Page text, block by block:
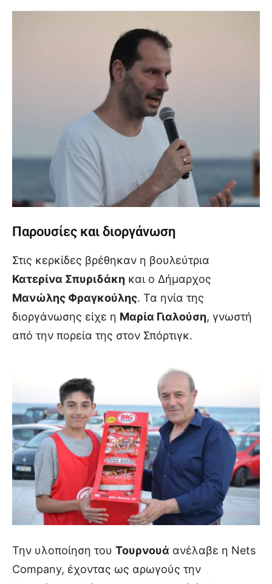
Παρουσίες και διοργάνωση
Στις κερκίδες βρέθηκαν η βουλεύτρια
Κατερίνα Σπυριδάκη και ο Δήμαρχος
Μανώλης Φραγκούλης. Τα ηνία της
διοργάνωσης είχε η Μαρία Γιαλούση, γνωστή
από την πορεία της στον Σπόρτιγκ.
Την υλοποίηση του Τουρνουά ανέλαβε η Nets
Company, έχοντας ως αρωγούς την